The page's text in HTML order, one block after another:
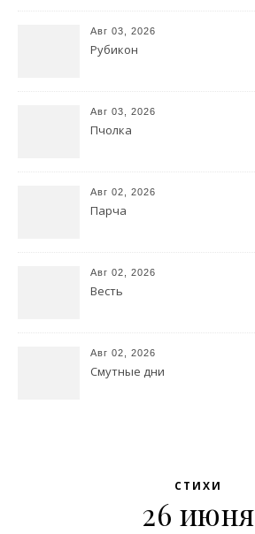
Авг 03, 2026
Рубикон
Авг 03, 2026
Пчолка
Авг 02, 2026
Парча
Авг 02, 2026
Весть
Авг 02, 2026
Смутные дни
СТИХИ
26 июня